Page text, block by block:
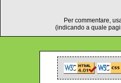
Per commentare,
(indicando a quale